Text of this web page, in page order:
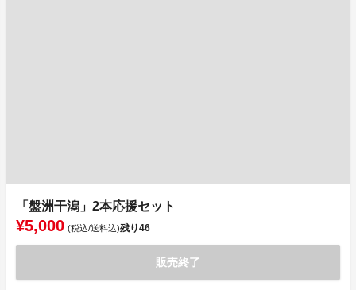
「盤洲干潟」2本応援セット
¥5,000 (税込/送料込)残り46
販売終了